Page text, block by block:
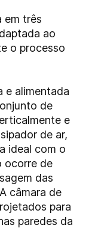
em três
ao
o processo
e alimentada
de
e
de ar,
ideal com o
ocorre de
das
câmara de
para
paredes da